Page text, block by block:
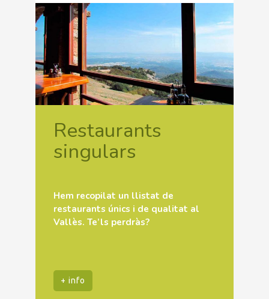
Restaurants
singulars
Hem recopilat un llistat de
restaurants únics i de qualitat al
Vallès. Te’ls perdràs?
+ info